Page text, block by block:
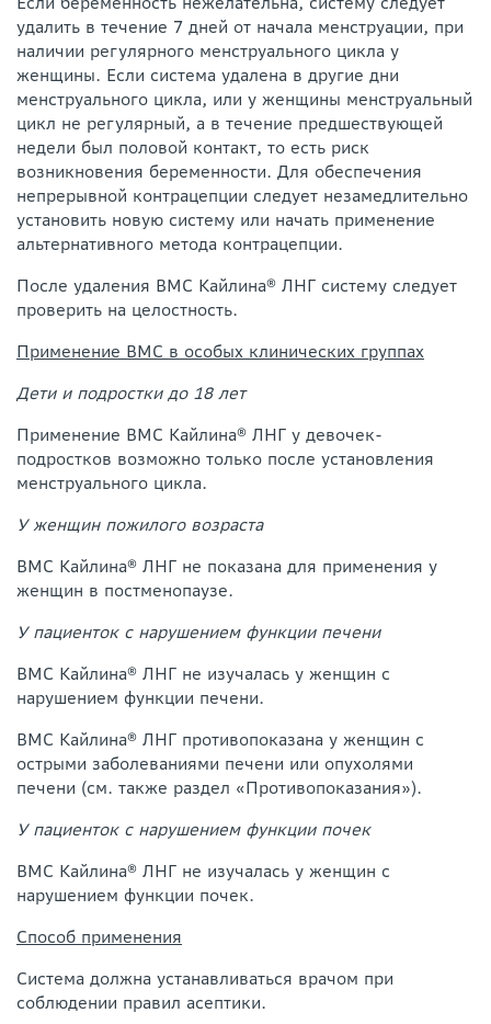
удалить в течение 7 дней от начала менструации, при
наличии регулярного менструального цикла у
женщины. Если система удалена в другие дни
менструального цикла, или у женщины менструальный
цикл не регулярный, а в течение предшествующей
недели был половой контакт, то есть риск
возникновения беременности. Для обеспечения
непрерывной контрацепции следует незамедлительно
установить новую систему или начать применение
альтернативного метода контрацепции.
После удаления ВМС Кайлина® ЛНГ систему следует
проверить на целостность.
Применение ВМС в особых клинических группах
Дети и подростки до 18 лет
Применение ВМС Кайлина® ЛНГ у девочек-
подростков возможно только после установления
менструального цикла.
У женщин пожилого возраста
ВМС Кайлина® ЛНГ не показана для применения у
женщин в постменопаузе.
У пациенток с нарушением функции печени
ВМС Кайлина® ЛНГ не изучалась у женщин с
нарушением функции печени.
ВМС Кайлина® ЛНГ противопоказана у женщин с
острыми заболеваниями печени или опухолями
печени (см. также раздел «Противопоказания»).
У пациенток с нарушением функции почек
ВМС Кайлина® ЛНГ не изучалась у женщин с
нарушением функции почек.
Способ применения
Система должна устанавливаться врачом при
соблюдении правил асептики.